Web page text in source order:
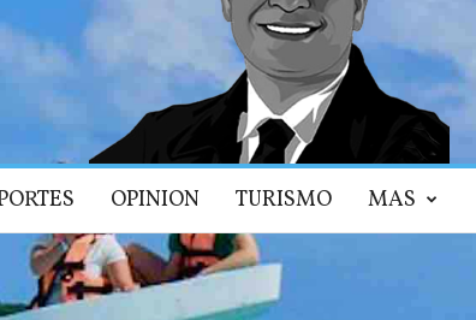
OPINION TURISMO MAS